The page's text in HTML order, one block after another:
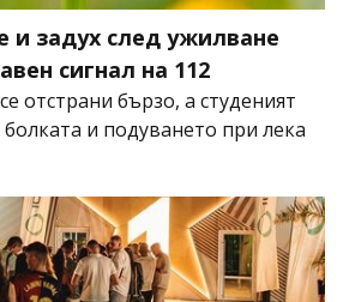
и задух след ужилване
сигнал на 112
отстрани бързо, а студеният
и подуването при лека